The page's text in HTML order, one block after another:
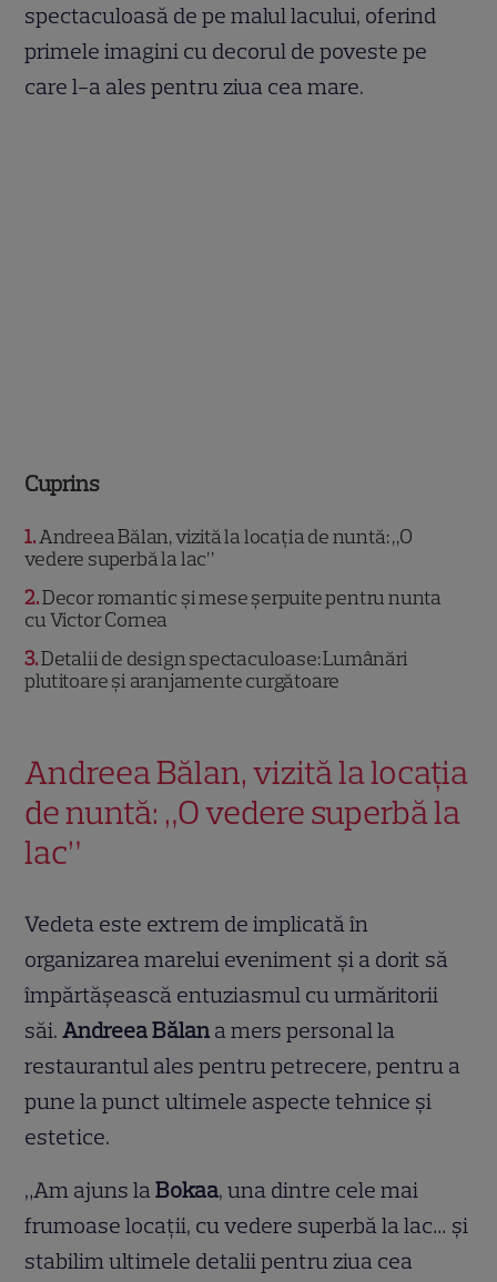
spectaculoasă de pe malul lacului, oferind
primele imagini cu decorul de poveste pe
care l-a ales pentru ziua cea mare.
Cuprins
1 Andreea Bălan, vizită la locația de nuntă: „O
vedere superbă la lac”
2 Decor romantic și mese șerpuite pentru nunta
cu Victor Cornea
3 Detalii de design spectaculoase: Lumânări
plutitoare și aranjamente curgătoare
Andreea Bălan, vizită la locația
de nuntă: „O vedere superbă la
lac”
Vedeta este extrem de implicată în
organizarea marelui eveniment și a dorit să
împărtășească entuziasmul cu urmăritorii
săi.Andreea Bălan a mers personal la
restaurantul ales pentru petrecere, pentru a
pune la punct ultimele aspecte tehnice și
estetice.
„Am ajuns laBokaa, una dintre cele mai
frumoase locații, cu vedere superbă la lac… și
stabilim ultimele detalii pentru ziua cea